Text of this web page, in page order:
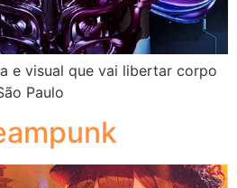
e visual que vai libertar corpo
Paulo